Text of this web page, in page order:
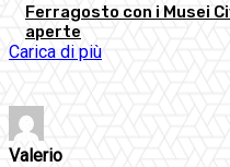
Ferragosto con i Musei
aperte
Carica di più
Valerio